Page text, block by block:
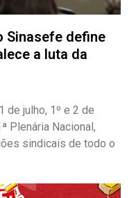
Sinasefe define
a luta da
de julho, 1º e 2 de
Plenária Nacional,
sindicais de todo o